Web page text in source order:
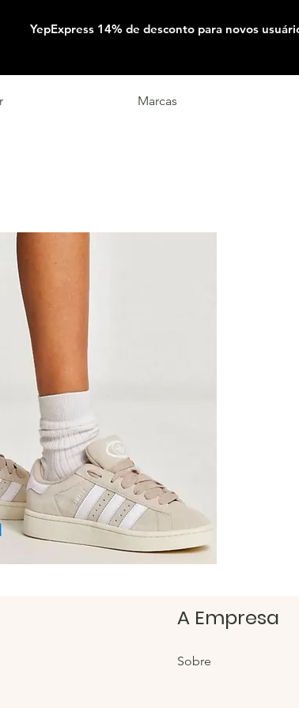
YepExpress 14% de desconto para novos
Marcas
A Empresa
Sobre